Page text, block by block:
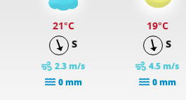
21°C
S
2.3 m/s
0 mm
19°C
S
4.5 m/s
0 mm